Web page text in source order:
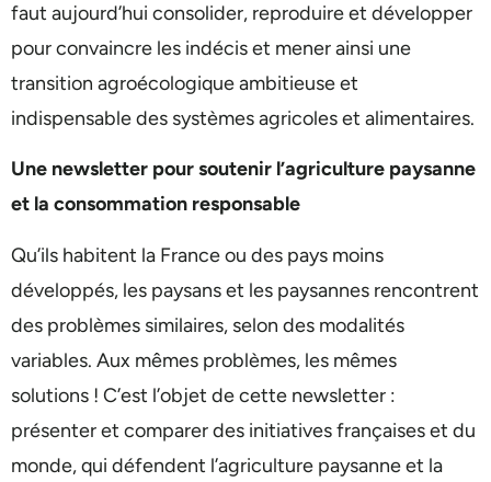
faut aujourd’hui consolider, reproduire et développer
pour convaincre les indécis et mener ainsi une
transition agroécologique ambitieuse et
indispensable des systèmes agricoles et alimentaires.
Une newsletter pour soutenir l’agriculture paysanne
et la consommation responsable
Qu’ils habitent la France ou des pays moins
développés, les paysans et les paysannes rencontrent
des problèmes similaires, selon des modalités
variables. Aux mêmes problèmes, les mêmes
solutions ! C’est l’objet de cette newsletter :
présenter et comparer des initiatives françaises et du
monde, qui défendent l’agriculture paysanne et la